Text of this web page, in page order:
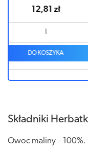
Składniki
Owoc maliny – 100%.